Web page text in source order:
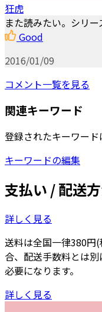
狂虎
また読みたい。シリー
Good
2016/01/09
コメント一覧を見る
関連キーワード
登録されたキーワード
キーワードの編集
支払い / 配送
詳しく見る
送料は全国一律380円
合、配送手数料とは
必要になります。
詳しく見る